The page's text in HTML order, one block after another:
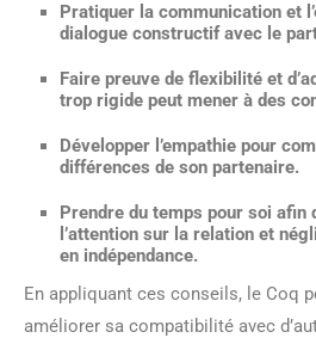
Pratiquer la communication et
dialogue constructif avec le
Faire preuve de flexibilité et
trop rigide peut mener à des
Développer l’empathie pour
différences de son partenaire.
Prendre du temps pour soi afin
l’attention sur la relation et
en indépendance.
En appliquant ces conseils, le Coq
améliorer sa compatibilité avec